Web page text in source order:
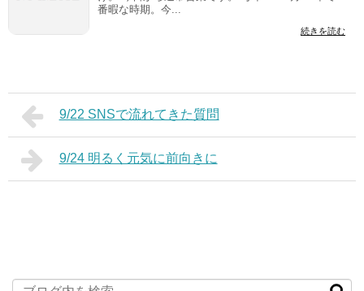
番暇な時期。今...
続きを読む
9/22 SNSで流れてきた質問
9/24 明るく元気に前向きに